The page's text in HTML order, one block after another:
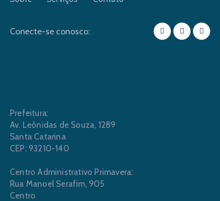
Conecte-se conosco:
Prefeitura:
Av. Leônidas de Souza, 1289
Santa Catarina
CEP: 93210-140
Centro Administrativo Primavera:
Rua Manoel Serafim, 905
Centro